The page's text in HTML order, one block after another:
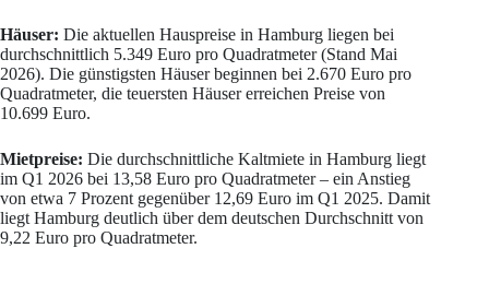
Häuser: Die aktuellen Hauspreise in Hamburg liegen bei
durchschnittlich 5.349 Euro pro Quadratmeter (Stand Mai
2026). Die günstigsten Häuser beginnen bei 2.670 Euro pro
Quadratmeter, die teuersten Häuser erreichen Preise von
10.699 Euro.
Mietpreise: Die durchschnittliche Kaltmiete in Hamburg liegt
im Q1 2026 bei 13,58 Euro pro Quadratmeter – ein Anstieg
von etwa 7 Prozent gegenüber 12,69 Euro im Q1 2025. Damit
liegt Hamburg deutlich über dem deutschen Durchschnitt von
9,22 Euro pro Quadratmeter.